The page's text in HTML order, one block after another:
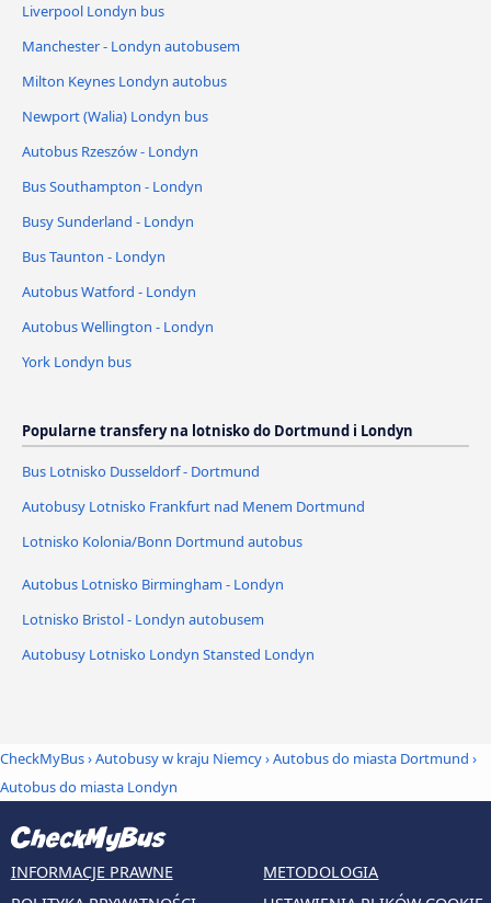
Liverpool Londyn bus
Manchester - Londyn autobusem
Milton Keynes Londyn autobus
Newport (Walia) Londyn bus
Autobus Rzeszów - Londyn
Bus Southampton - Londyn
Busy Sunderland - Londyn
Bus Taunton - Londyn
Autobus Watford - Londyn
Autobus Wellington - Londyn
York Londyn bus
Popularne transfery na lotnisko do Dortmund i Londyn
Bus Lotnisko Dusseldorf - Dortmund
Autobusy Lotnisko Frankfurt nad Menem Dortmund
Lotnisko Kolonia/Bonn Dortmund autobus
Autobus Lotnisko Birmingham - Londyn
Lotnisko Bristol - Londyn autobusem
Autobusy Lotnisko Londyn Stansted Londyn
CheckMyBus›Autobusy w kraju Niemcy›Autobus do miasta Dortmund ›
Autobus do miasta Londyn
INFORMACJE PRAWNE
METODOLOGIA